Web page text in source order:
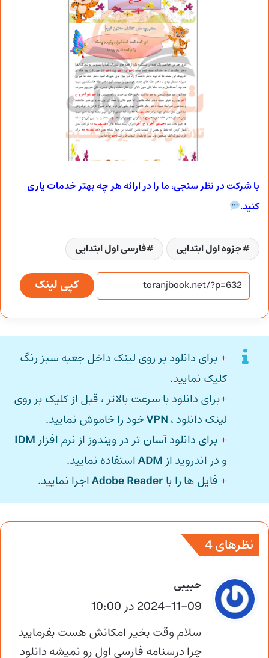
با شرکت در نظر سنجی، ما را در ارائه هر چه بهتر خدمات یاری
کنید.
جزوه اول ابتدایی فارسی اول ابتدایی
کپی لینک
+ برای دانلود بر روی لینک داخل جعبه سبز رنگ
کلیک نمایید.
+برای دانلود با سرعت بالاتر ، قبل از کلیک بر روی
لینک دانلود ، VPNخود را خاموش نمایید.
+ برای دانلود آسان تر در ویندوز از نرم افزار IDM
و در اندروید از ADMاستفاده نمایید.
+ فایل ها را باAdobe Readerاجرا نمایید.
نظرهای 4
حبیبی
ف
ت
:
2024-11-09 در 10:00
سلام وقت بخیر امکانش هست بفرمایید
چرا درسنامه فارسی اول رو نمیشه دانلود